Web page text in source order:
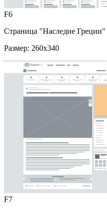
F6
Страница "Наследие Греции"
Размер: 260x340
F7